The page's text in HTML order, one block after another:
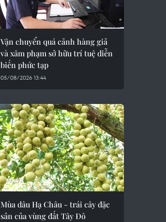
Vận chuyển quá cảnh hàng giả
và xâm phạm sở hữu trí tuệ diễn
biến phức tạp
05/08/2026 13:44
Mùa dâu Hạ Châu - trái cây đặc
sản của vùng đất Tây Đô